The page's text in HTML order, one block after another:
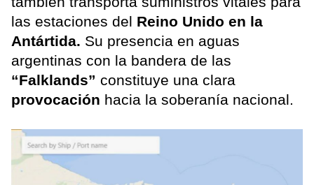
las estaciones del Reino Unido en la
Antártida. Su presencia en aguas
argentinas con la bandera de las
“Falklands” constituye una clara
provocación hacia la soberanía nacional.